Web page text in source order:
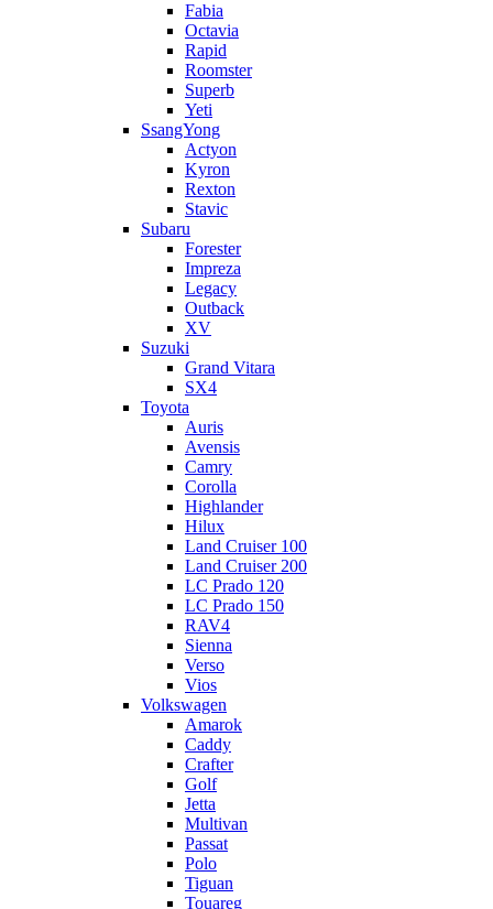
Fabia
Octavia
Rapid
Roomster
Superb
Yeti
SsangYong
Actyon
Kyron
Rexton
Stavic
Subaru
Forester
Impreza
Legacy
Outback
XV
Suzuki
Grand Vitara
SX4
Toyota
Auris
Avensis
Camry
Corolla
Highlander
Hilux
Land Cruiser 100
Land Cruiser 200
LC Prado 120
LC Prado 150
RAV4
Sienna
Verso
Vios
Volkswagen
Amarok
Caddy
Crafter
Golf
Jetta
Multivan
Passat
Polo
Tiguan
Touareg